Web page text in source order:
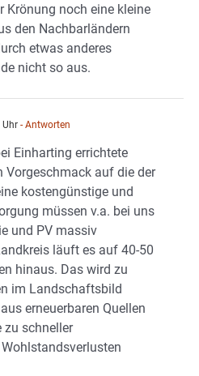
Krönung noch eine kleine
den Nachbarländern
etwas anderes
nicht so aus.
- Antworten
Einharting errichtete
Vorgeschmack auf die der
kostengünstige und
müssen v.a. bei uns
und PV massiv
läuft es auf 40-50
hinaus. Das wird zu
im Landschaftsbild
erneuerbaren Quellen
zu schneller